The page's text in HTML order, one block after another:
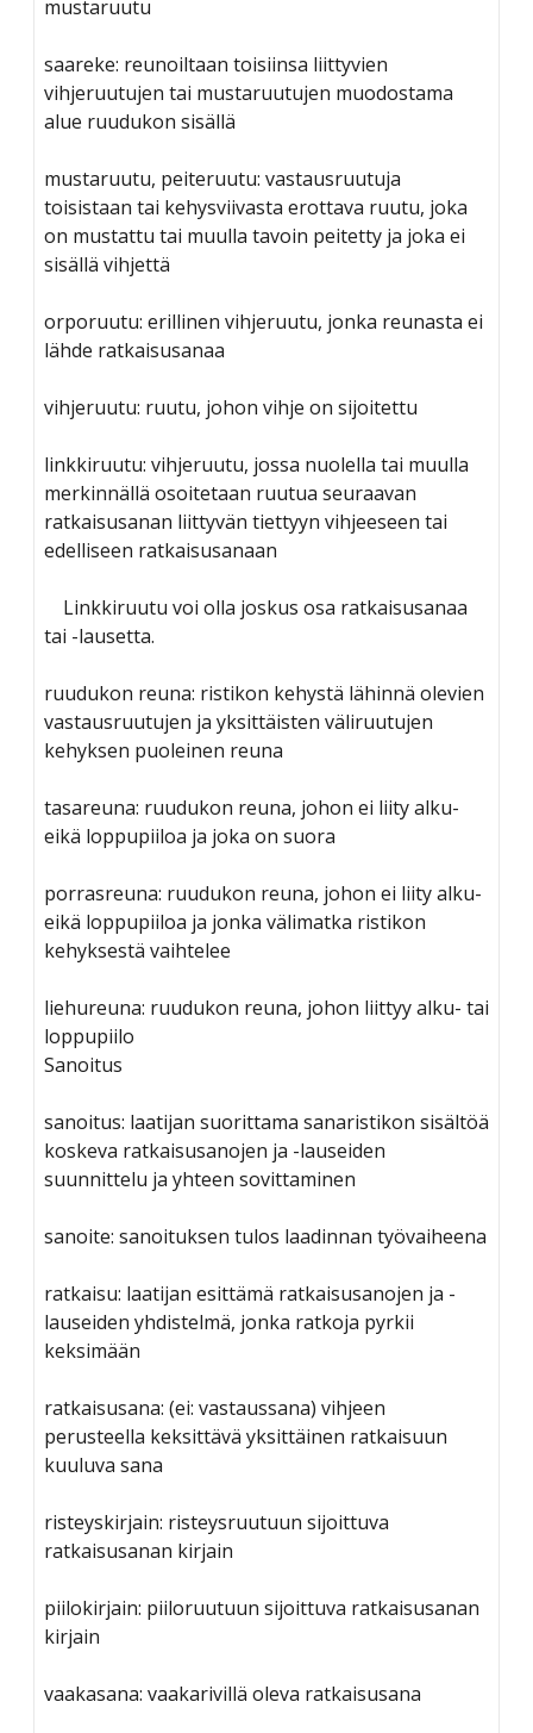
mustaruutu
saareke: reunoiltaan toisiinsa liittyvien
vihjeruutujen tai mustaruutujen muodostama
alue ruudukon sisällä
mustaruutu, peiteruutu: vastausruutuja
toisistaan tai kehysviivasta erottava ruutu, joka
on mustattu tai muulla tavoin peitetty ja joka ei
sisällä vihjettä
orporuutu: erillinen vihjeruutu, jonka reunasta ei
lähde ratkaisusanaa
vihjeruutu: ruutu, johon vihje on sijoitettu
linkkiruutu: vihjeruutu, jossa nuolella tai muulla
merkinnällä osoitetaan ruutua seuraavan
ratkaisusanan liittyvän tiettyyn vihjeeseen tai
edelliseen ratkaisusanaan
Linkkiruutu voi olla joskus osa ratkaisusanaa
tai -lausetta.
ruudukon reuna: ristikon kehystä lähinnä olevien
vastausruutujen ja yksittäisten väliruutujen
kehyksen puoleinen reuna
tasareuna: ruudukon reuna, johon ei liity alku-
eikä loppupiiloa ja joka on suora
porrasreuna: ruudukon reuna, johon ei liity alku-
eikä loppupiiloa ja jonka välimatka ristikon
kehyksestä vaihtelee
liehureuna: ruudukon reuna, johon liittyy alku- tai
loppupiilo
Sanoitus
sanoitus: laatijan suorittama sanaristikon sisältöä
koskeva ratkaisusanojen ja -lauseiden
suunnittelu ja yhteen sovittaminen
sanoite: sanoituksen tulos laadinnan työvaiheena
ratkaisu: laatijan esittämä ratkaisusanojen ja -
lauseiden yhdistelmä, jonka ratkoja pyrkii
keksimään
ratkaisusana: (ei: vastaussana) vihjeen
perusteella keksittävä yksittäinen ratkaisuun
kuuluva sana
risteyskirjain: risteysruutuun sijoittuva
ratkaisusanan kirjain
piilokirjain: piiloruutuun sijoittuva ratkaisusanan
kirjain
vaakasana: vaakarivillä oleva ratkaisusana